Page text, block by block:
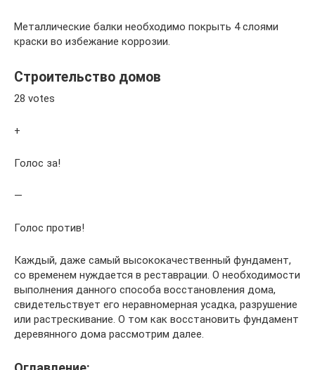
Металлические балки необходимо покрыть 4 слоями
краски во избежание коррозии.
Строительство домов
28 votes
+
Голос за!
—
Голос против!
Каждый, даже самый высококачественный фундамент,
со временем нуждается в реставрации. О необходимости
выполнения данного способа восстановления дома,
свидетельствует его неравномерная усадка, разрушение
или растрескивание. О том как восстановить фундамент
деревянного дома рассмотрим далее.